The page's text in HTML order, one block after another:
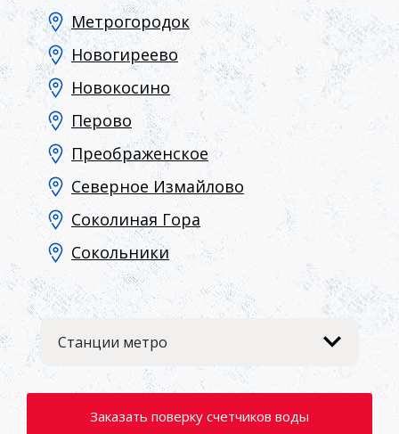
Метрогородок
Новогиреево
Новокосино
Перово
Преображенское
Северное Измайлово
Соколиная Гора
Сокольники
Станции метро
Заказать поверку счетчиков воды